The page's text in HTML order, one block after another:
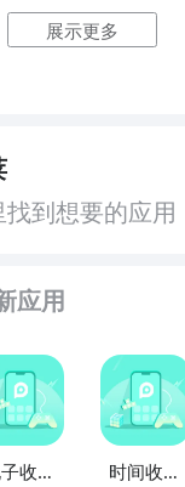
是一款中文手机
是一款中文手机
在线收听音乐、
是一款中文手机
、电视剧、综艺节
一款中文手机
影等，用户可以随
展示更多
到想要的应用
应用
收音
时间收音